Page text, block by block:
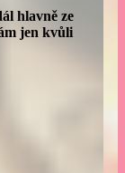
hlavně ze
jen kvůli